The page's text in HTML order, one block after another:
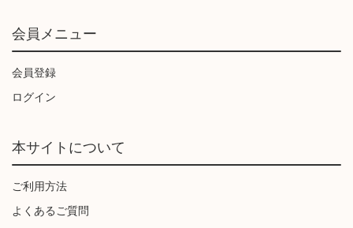
会員メニュー
会員登録
ログイン
本サイトについて
ご利用方法
よくあるご質問